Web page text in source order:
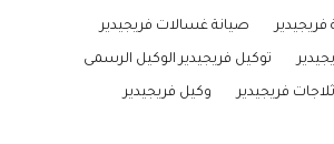
فريجيدير صيانة غسالات فريجيدير
توكيل فريجيدير الوكيل الرسمى
فريجيدير وكيل فريجيدير